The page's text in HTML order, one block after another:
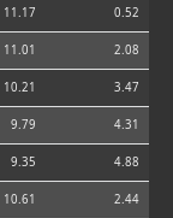
11.17 0.52
11.01 2.08
10.21 3.47
9.79 4.31
9.35 4.88
10.61 2.44